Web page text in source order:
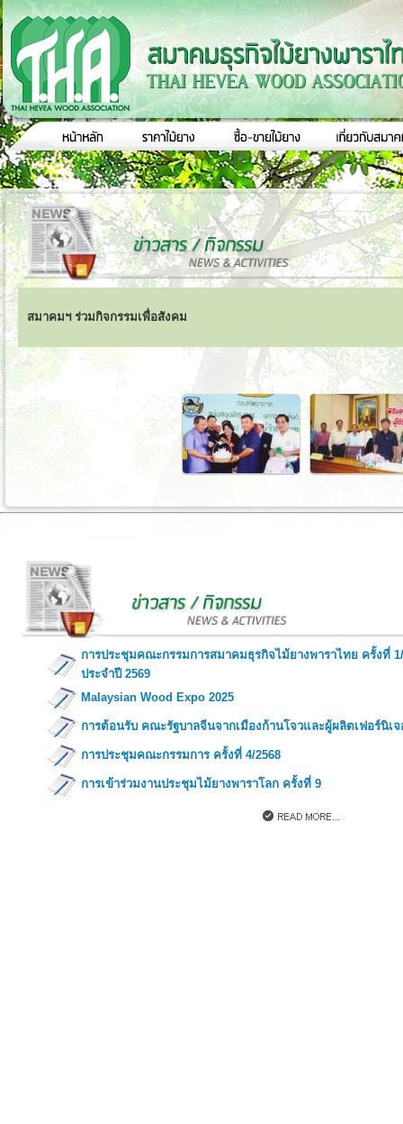
สมาคมฯ ร่วมกิจกรรมเพื่อสังคม
การประชุมคณะกรรมการสมาคมธุรกิจไม้ยางพาราไทย ครั้งที่
ประจำปี 2569
Malaysian Wood Expo 2025
การต้อนรับ คณะรัฐบาลจีนจากเมืองก้านโจวและผู้ผลิตเฟอร์นิเ
การประชุมคณะกรรมการ ครั้งที่ 4/2568
การเข้าร่วมงานประชุมไม้ยางพาราโลก ครั้งที่ 9